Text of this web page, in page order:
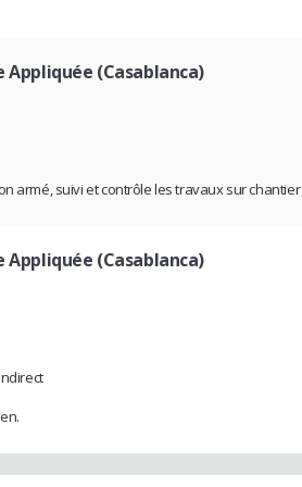
(Casablanca)
armé, suivi et contrôle les travaux sur chantier
(Casablanca)